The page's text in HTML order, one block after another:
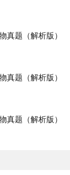
真题（解析版）
真题（解析版）
真题（解析版）